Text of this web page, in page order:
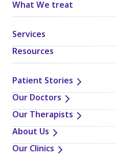
What We treat
Services
Resources
Patient Stories
Our Doctors
Our Therapists
About Us
Our Clinics